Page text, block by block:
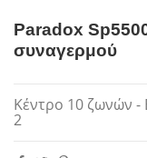
Paradox
συναγερμού
Κέντρο 10 ζωνών -
2